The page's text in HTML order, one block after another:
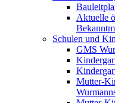
Aktuelle
Schulen und
GMS
Mutter-